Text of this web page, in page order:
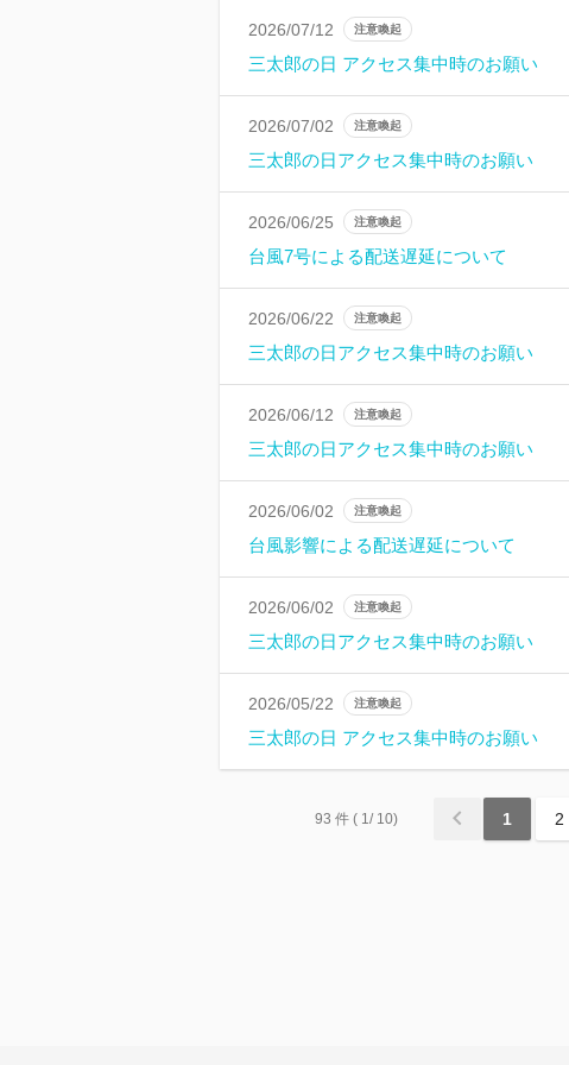
2026/07/12 注意喚起
三太郎の日 アクセス集中時のお願い
2026/07/02 注意喚起
三太郎の日アクセス集中時のお願い
2026/06/25 注意喚起
台風7号による配送遅延について
2026/06/22 注意喚起
三太郎の日アクセス集中時のお願い
2026/06/12 注意喚起
三太郎の日アクセス集中時のお願い
2026/06/02 注意喚起
台風影響による配送遅延について
2026/06/02 注意喚起
三太郎の日アクセス集中時のお願い
2026/05/22 注意喚起
三太郎の日 アクセス集中時のお願い
93 件 ( 1/ 10) 1 2